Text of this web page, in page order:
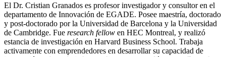
El Dr. Cristian Granados es profesor investigador y consultor en el
departamento de Innovación de EGADE. Posee maestría, doctorado
y post-doctorado por la Universidad de Barcelona y la Universidad
de Cambridge. Fue research fellow en HEC Montreal, y realizó
estancia de investigación en Harvard Business School. Trabaja
activamente con emprendedores en desarrollar su capacidad de